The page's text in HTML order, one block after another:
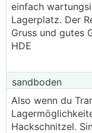
einfach
Lagerplatz. Der
Gruss und gutes
HDE
sandboden
Also wenn du
Hackschnitzel.